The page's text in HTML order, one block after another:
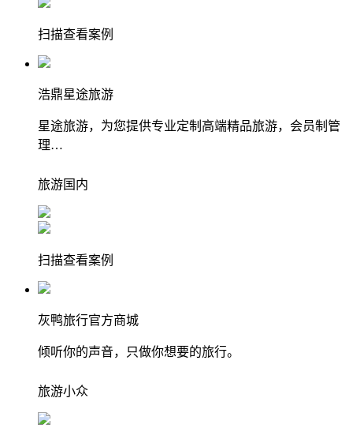
扫描查看案例
浩鼎星途旅游
星途旅游，为您提供专业定制高端精品旅游，会员制管
理…
旅游国内
扫描查看案例
灰鸭旅行官方商城
倾听你的声音，只做你想要的旅行。
旅游小众